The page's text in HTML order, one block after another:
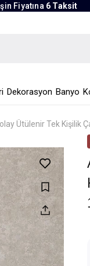
Fiyatına 6 Taksit
Dekorasyon Banyo
Ütülenir Tek Kişilik